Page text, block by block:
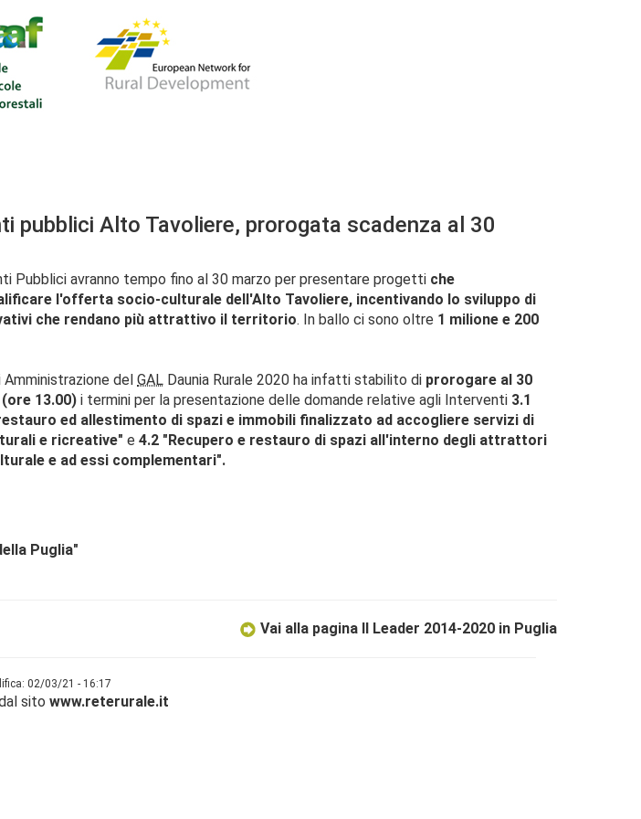
pubblici Alto Tavoliere, prorogata scadenza al 30
Pubblici avranno tempo fino al 30 marzo per presentare progetti che
l'offerta socio-culturale dell'Alto Tavoliere, incentivando lo sviluppo di
che rendano più attrattivo il territorio. In ballo ci sono oltre 1 milione e 200
Amministrazione del GAL Daunia Rurale 2020 ha infatti stabilito di prorogare al 30
13.00) i termini per la presentazione delle domande relative agli Interventi 3.1
ed allestimento di spazi e immobili finalizzato ad accogliere servizi di
e ricreative" e 4.2 "Recupero e restauro di spazi all'interno degli attrattori
e ad essi complementari".
Puglia"
Vai alla pagina Il Leader 2014-2020 in Puglia
02/03/21 - 16:17
sito www.reterurale.it